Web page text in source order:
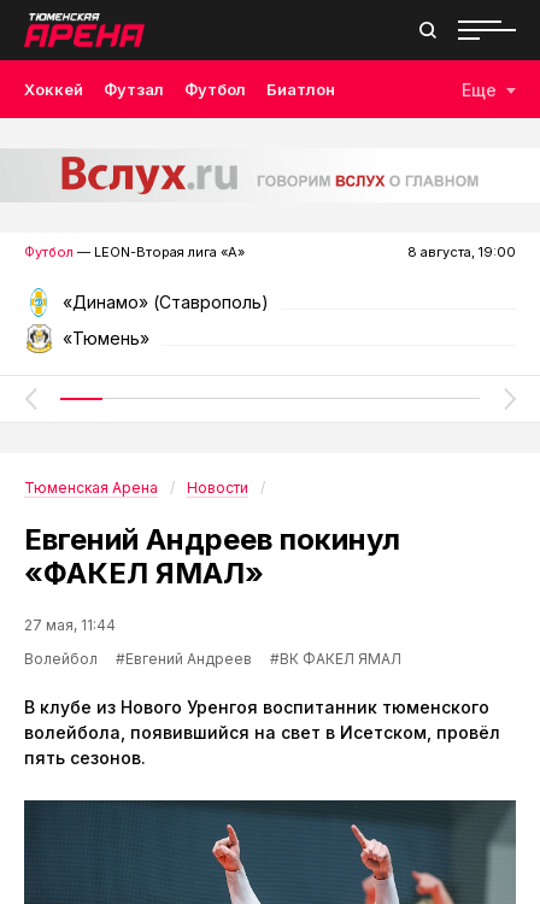
Хоккей Футзал Футбол Биатлон Еще
Футбол — LEON-Вторая лига «А» 8 августа, 19:00
«Динамо» (Ставрополь)
«Тюмень»
Тюменская Арена Новости
Евгений Андреев покинул
«ФАКЕЛ ЯМАЛ»
27 мая, 11:44
Волейбол
#Евгений Андреев #ВК ФАКЕЛ ЯМАЛ
В клубе из Нового Уренгоя воспитанник тюменского
волейбола, появившийся на свет в Исетском, провёл
пять сезонов.